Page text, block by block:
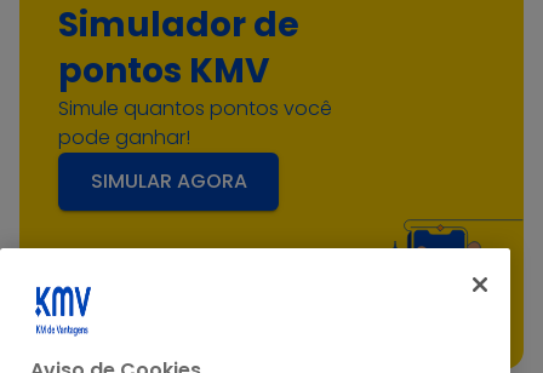
Simulador de
pontos KMV
Simule quantos pontos você
pode ganhar!
SIMULAR AGORA